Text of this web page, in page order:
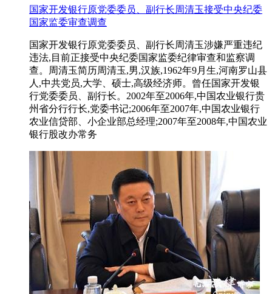
国家开发银行原党委委员、副行长周清玉接受中央纪委
国家监委审查调查
国家开发银行原党委委员、副行长周清玉涉嫌严重违纪
违法,目前正接受中央纪委国家监委纪律审查和监察调
查。周清玉简历周清玉,男,汉族,1962年9月生,河南罗山县
人,中共党员,大学、硕士,高级经济师。曾任国家开发银
行党委委员、副行长。2002年至2006年,中国农业银行贵
州省分行行长,党委书记;2006年至2007年,中国农业银行
农业信贷部、小企业部总经理;2007年至2008年,中国农业
银行股改办常务